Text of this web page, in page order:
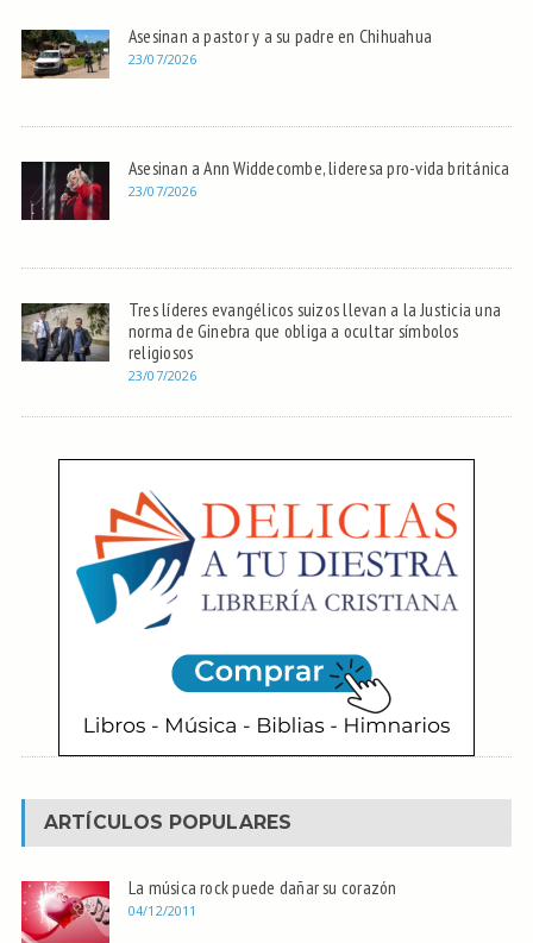
Asesinan a pastor y a su padre en Chihuahua
23/07/2026
Asesinan a Ann Widdecombe, lideresa pro-vida británica
23/07/2026
Tres líderes evangélicos suizos llevan a la Justicia una
norma de Ginebra que obliga a ocultar símbolos
religiosos
23/07/2026
ARTÍCULOS POPULARES
La música rock puede dañar su corazón
04/12/2011